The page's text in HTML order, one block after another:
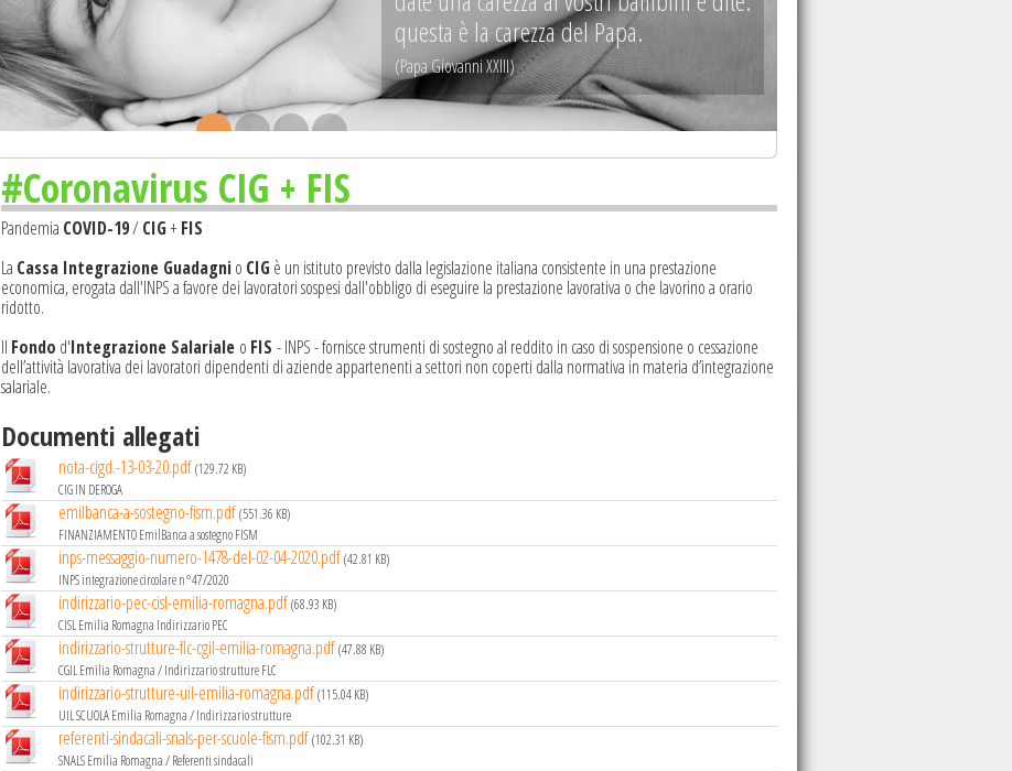
questa è la carezza del Papa.
(Papa Giovanni XXIII)
#Coronavirus CIG + FIS
Pandemia COVID-19/ CIG+FIS
La Cassa Integrazione Guadagnio CIGè un istituto previsto dalla legislazione italiana consistente in una prestazione
economica, erogata dall'INPS a favore dei lavoratori sospesi dall'obbligo di eseguire la prestazione lavorativa o che lavorino a orario
ridotto.
Il Fondo d'Integrazione Salariale o FIS - INPS - fornisce strumenti di sostegno al reddito in caso di sospensione o cessazione
dell’attività lavorativa dei lavoratori dipendenti di aziende appartenenti a settori non coperti dalla normativa in materia d’integrazione
salariale.
Documenti allegati
nota-cigd.-13-03-20.pdf (129.72 KB)
CIG IN DEROGA
emilbanca-a-sostegno-fism.pdf (551.36 KB)
FINANZIAMENTO EmilBanca a sostegno FISM
inps-messaggio-numero-1478-del-02-04-2020.pdf (42.81 KB)
INPS integrazione circolare n°47/2020
indirizzario-pec-cisl-emilia-romagna.pdf (68.93 KB)
CISL Emilia Romagna Indirizzario PEC
indirizzario-strutture-flc-cgil-emilia-romagna.pdf (47.88 KB)
CGIL Emilia Romagna / Indirizzario strutture FLC
indirizzario-strutture-uil-emilia-romagna.pdf (115.04 KB)
UIL SCUOLA Emilia Romagna / Indirizzario strutture
referenti-sindacali-snals-per-scuole-fism.pdf (102.31 KB)
SNALS Emilia Romagna / Referenti sindacali